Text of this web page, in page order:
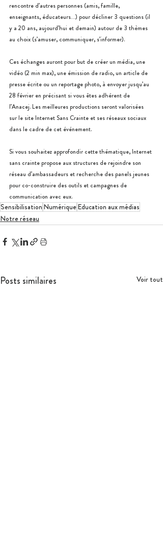
rencontre d’autres personnes (amis, famille,
enseignants, éducateurs…) pour décliner 3 questions (il
y a 20 ans, aujourd’hui et demain) autour de 3 thèmes
au choix (s’amuser, communiquer, s’informer).
Ces échanges auront pour but de créer un média, une
vidéo (2 min max), une émission de radio, un article de
presse écrite ou un reportage photo, à envoyer jusqu’au
28 février en précisant si vous êtes adhérent de
l’Anacej. Les meilleures productions seront valorisées
sur le site Internet Sans Crainte et ses réseaux sociaux
dans le cadre de cet événement.
Si vous souhaitez approfondir cette thématique, Internet
sans crainte propose aux structures de rejoindre son
réseau d’ambassadeurs et recherche des panels jeunes
pour co-construire des outils et campagnes de
communication avec eux.
Sensibilisation NumériqueEducation aux médias
Notre réseau
Posts similaires Voir tout